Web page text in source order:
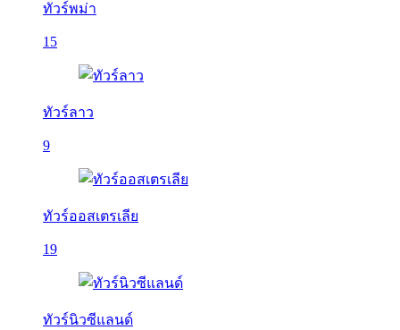
ทัวร์พม่า
15
ทัวร์ลาว
9
ทัวร์ออสเตรเลีย
19
ทัวร์นิวซีแลนด์